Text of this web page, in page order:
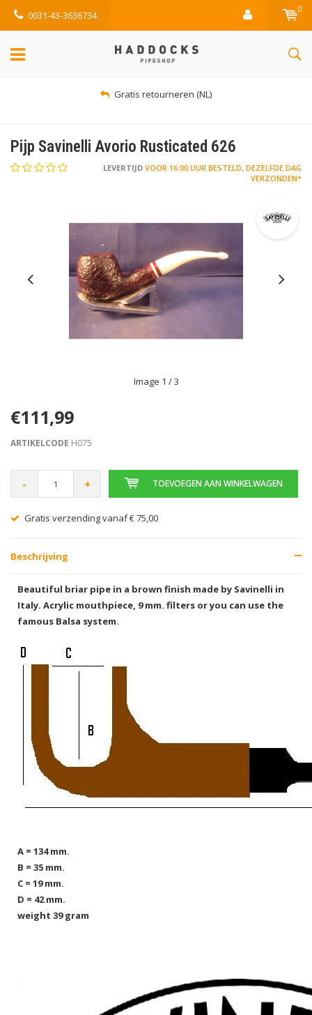
0031-43-3636734 0
Gratis retourneren (NL)
Pijp Savinelli Avorio Rusticated 626
LEVERTIJD VOOR 16:00 UUR BESTELD, DEZELFDE DAG
VERZONDEN*
Image 1 / 3
€111,99
ARTIKELCODE H075
- + TOEVOEGEN AAN WINKELWAGEN
Gratis verzending vanaf € 75,00
Beschrijving
Beautiful briar pipe in a brown finish made by Savinelli in
Italy. Acrylic mouthpiece, 9 mm. filters or you can use the
famous Balsa system.
A = 134 mm.
B = 35 mm.
C = 19 mm.
D = 42 mm.
weight 39 gram